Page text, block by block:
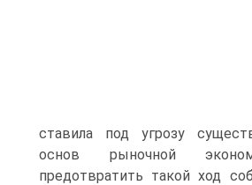
ставила под угрозу
основ рыночной
предотвратить такой ход